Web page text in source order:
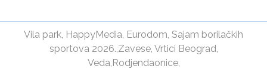
Vila park HappyMedia Eurodom Sajam borilačkih
sportova 2026. Zavese, Vrtici Beograd
Veda Rodjendaonice,